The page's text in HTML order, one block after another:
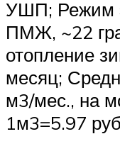
УШП; Режим
ПМЖ, ~22
отопление
месяц;
м3/мес., на
1м3=5.97